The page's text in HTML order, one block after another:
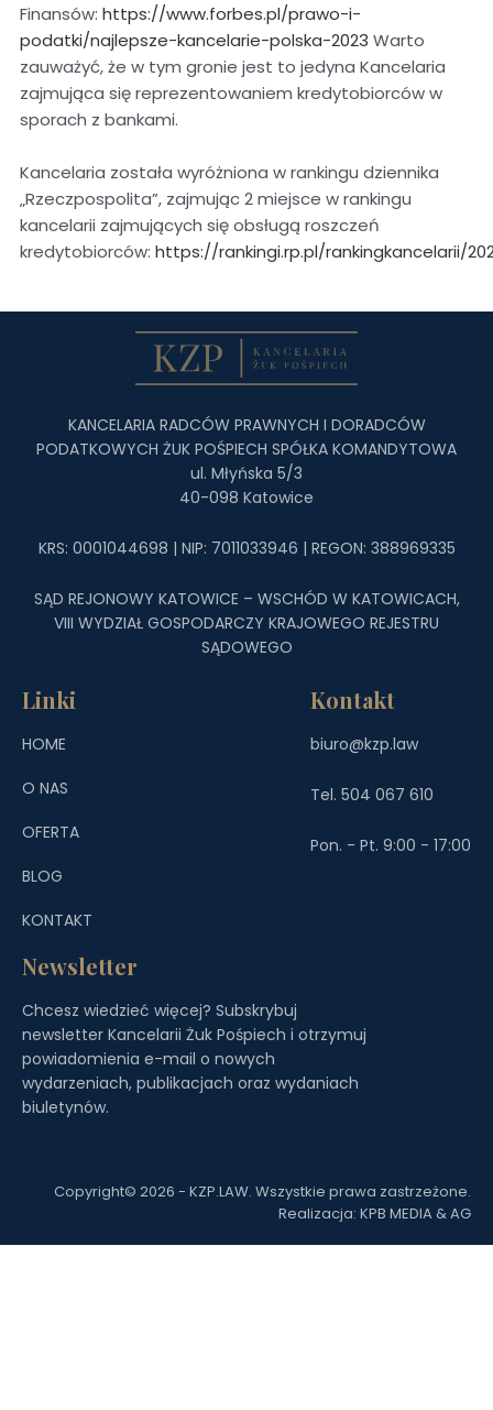
Finansów: https://www.forbes.pl/prawo-i-
podatki/najlepsze-kancelarie-polska-2023 Warto
zauważyć, że w tym gronie jest to jedyna Kancelaria
zajmująca się reprezentowaniem kredytobiorców w
sporach z bankami.
Kancelaria została wyróżniona w rankingu dziennika
„Rzeczpospolita”, zajmując 2 miejsce w rankingu
kancelarii zajmujących się obsługą roszczeń
kredytobiorców: https://rankingi.rp.pl/rankingkancelarii/
KANCELARIA RADCÓW PRAWNYCH I DORADCÓW
PODATKOWYCH ŻUK POŚPIECH SPÓŁKA KOMANDYTOWA
ul. Młyńska 5/3
40-098 Katowice
KRS: 0001044698 | NIP: 7011033946 | REGON: 388969335
SĄD REJONOWY KATOWICE – WSCHÓD W KATOWICACH,
VIII WYDZIAŁ GOSPODARCZY KRAJOWEGO REJESTRU
SĄDOWEGO
Kontakt
biuro@kzp.law
Tel. 504 067 610
Pon. - Pt. 9:00 - 17:00
Linki
HOME
O NAS
OFERTA
BLOG
KONTAKT
Newsletter
Chcesz wiedzieć więcej? Subskrybuj
newsletter Kancelarii Żuk Pośpiech i otrzymuj
powiadomienia e-mail o nowych
wydarzeniach, publikacjach oraz wydaniach
biuletynów.
Copyright© 2026 - KZP.LAW. Wszystkie prawa zastrzeżone.
Realizacja: KPB MEDIA & AG